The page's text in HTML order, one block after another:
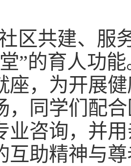
区共建、服
”的育人功
座，为开展
，同学们配
业咨询，并
互助精神与